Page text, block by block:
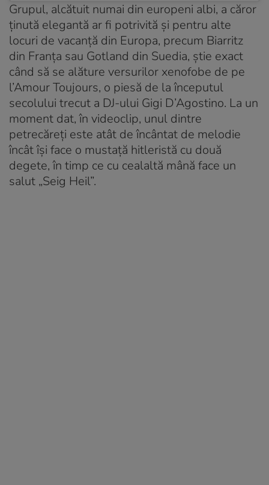
Grupul, alcătuit numai din europeni albi, a căror
ținută elegantă ar fi potrivită și pentru alte
locuri de vacanță din Europa, precum Biarritz
din Franța sau Gotland din Suedia, știe exact
când să se alăture versurilor xenofobe de pe
l’Amour Toujours, o piesă de la începutul
secolului trecut a DJ-ului Gigi D’Agostino. La un
moment dat, în videoclip, unul dintre
petrecăreți este atât de încântat de melodie
încât își face o mustață hitleristă cu două
degete, în timp ce cu cealaltă mână face un
salut „Seig Heil”.